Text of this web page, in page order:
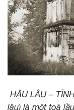
HẬU LÂU –
lâu) là một toà